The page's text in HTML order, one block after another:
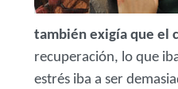
también exigía que el
recuperación, lo que
estrés iba a ser